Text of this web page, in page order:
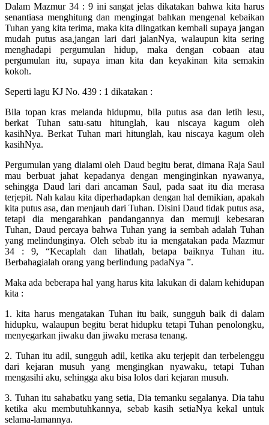
Dalam Mazmur 34 : 9 ini sangat jelas dikatakan bahwa kita harus
senantiasa menghitung dan mengingat bahkan mengenal kebaikan
Tuhan yang kita terima, maka kita diingatkan kembali supaya jangan
mudah putus asa,jangan lari dari jalanNya, walaupun kita sering
menghadapi pergumulan hidup, maka dengan cobaan atau
pergumulan itu, supaya iman kita dan keyakinan kita semakin
kokoh.
Seperti lagu KJ No. 439 : 1 dikatakan :
Bila topan kras melanda hidupmu, bila putus asa dan letih lesu,
berkat Tuhan satu-satu hitunglah, kau niscaya kagum oleh
kasihNya. Berkat Tuhan mari hitunglah, kau niscaya kagum oleh
kasihNya.
Pergumulan yang dialami oleh Daud begitu berat, dimana Raja Saul
mau berbuat jahat kepadanya dengan menginginkan nyawanya,
sehingga Daud lari dari ancaman Saul, pada saat itu dia merasa
terjepit. Nah kalau kita diperhadapkan dengan hal demikian, apakah
kita putus asa, dan menjauh dari Tuhan. Disini Daud tidak putus asa,
tetapi dia mengarahkan pandangannya dan memuji kebesaran
Tuhan, Daud percaya bahwa Tuhan yang ia sembah adalah Tuhan
yang melindunginya. Oleh sebab itu ia mengatakan pada Mazmur
34 : 9, “Kecaplah dan lihatlah, betapa baiknya Tuhan itu.
Berbahagialah orang yang berlindung padaNya ”.
Maka ada beberapa hal yang harus kita lakukan di dalam kehidupan
kita :
1. kita harus mengatakan Tuhan itu baik, sungguh baik di dalam
hidupku, walaupun begitu berat hidupku tetapi Tuhan penolongku,
menyegarkan jiwaku dan jiwaku merasa tenang.
2. Tuhan itu adil, sungguh adil, ketika aku terjepit dan terbelenggu
dari kejaran musuh yang mengingkan nyawaku, tetapi Tuhan
mengasihi aku, sehingga aku bisa lolos dari kejaran musuh.
3. Tuhan itu sahabatku yang setia, Dia temanku segalanya. Dia tahu
ketika aku membutuhkannya, sebab kasih setiaNya kekal untuk
selama-lamannya.